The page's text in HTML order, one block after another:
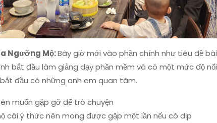
Ngưỡng Mộ:Bây giờ mới vào phần chính như tiêu đề bài
bắt đầu làm giảng dạy phần mềm và có một mức độ nổi
đầu có những anh em quan tâm.
muốn gặp gỡ để trò chuyện
cái ý thức nên mong được gặp một lần nếu có dịp